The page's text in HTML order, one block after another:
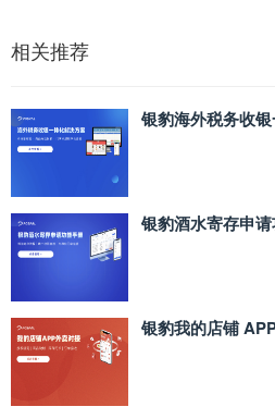
相关推荐
银豹海外税务收
银豹酒水寄存申
银豹我的店铺